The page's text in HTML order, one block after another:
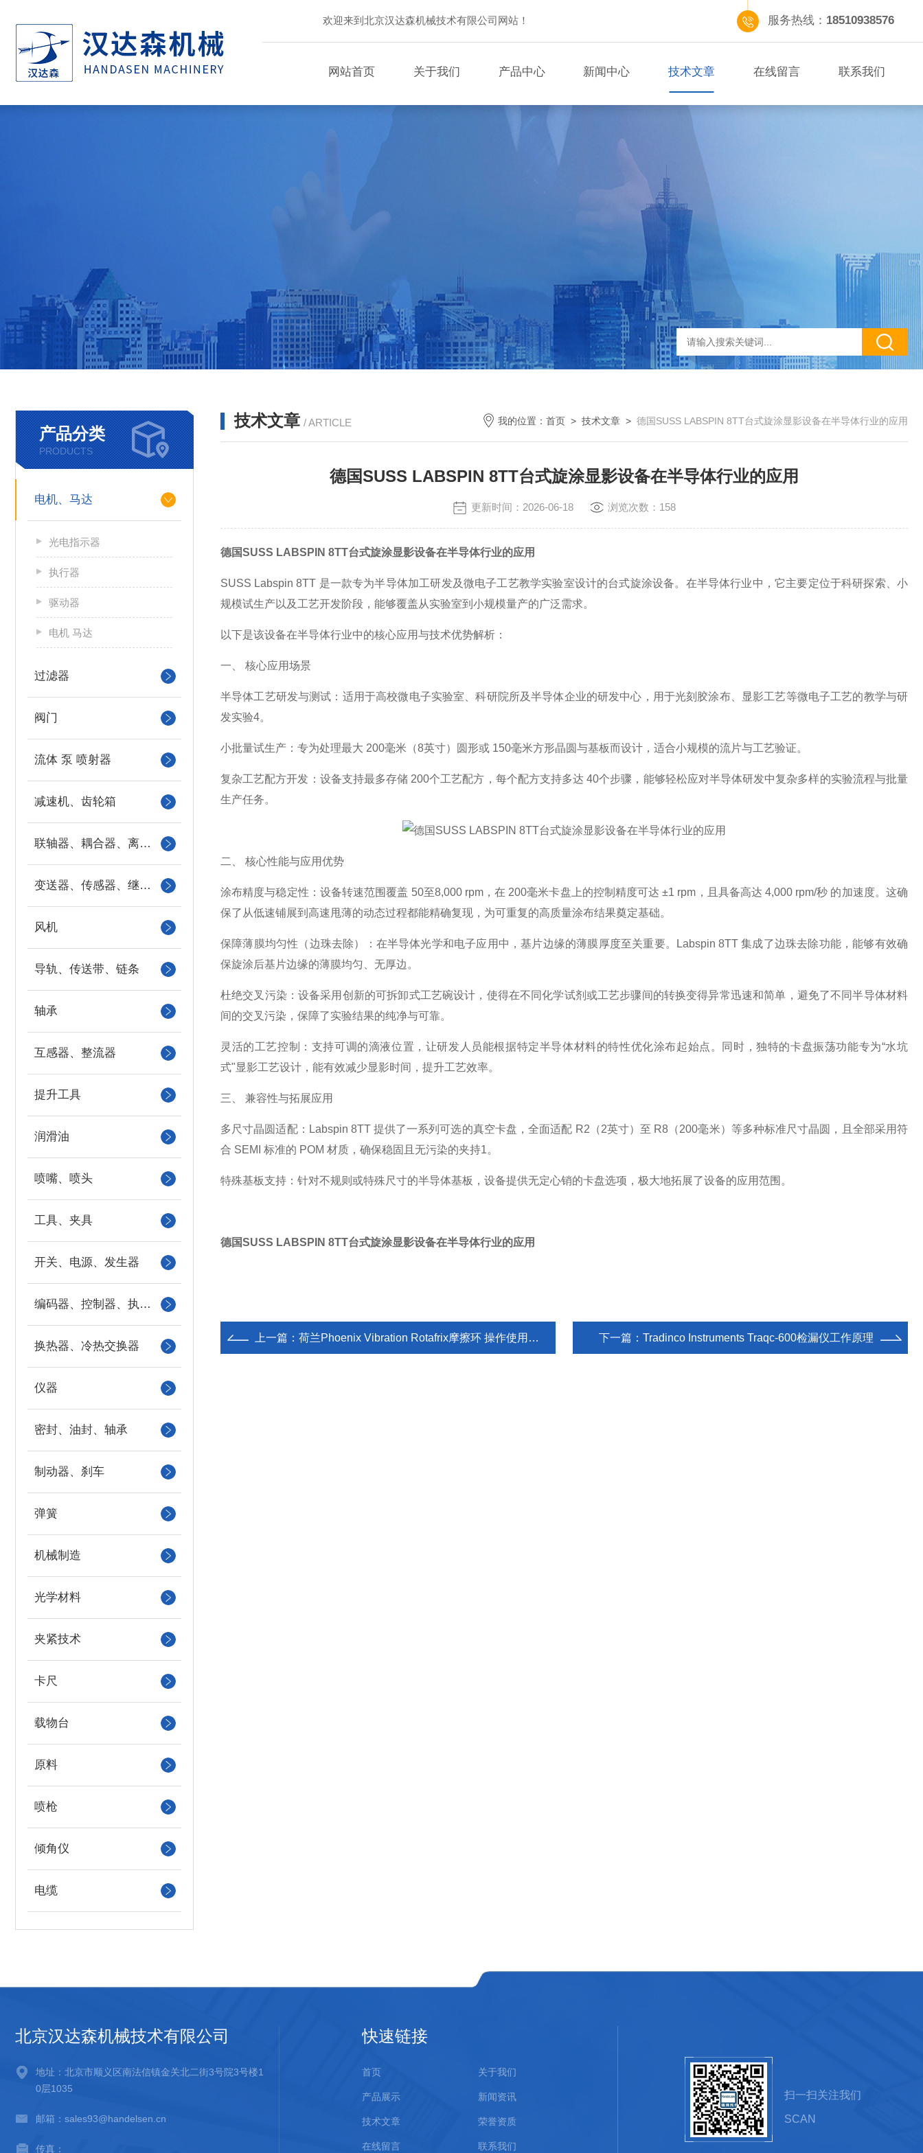
欢迎来到北京汉达森机械技术有限公司网站！ 服务热线： 18510938576
网站首页 关于我们 产品中心 新闻中心 技术文章 在线留言 联系我们
产品分类
PRODUCTS
电机、马达
光电指示器
执行器
驱动器
电机 马达
过滤器
阀门
流体 泵 喷射器
减速机、齿轮箱
联轴器、耦合器、离合器
变送器、传感器、继电器
风机
导轨、传送带、链条
轴承
互感器、整流器
提升工具
润滑油
喷嘴、喷头
工具、夹具
开关、电源、发生器
编码器、控制器、执行器
换热器、冷热交换器
仪器
密封、油封、轴承
制动器、刹车
弹簧
机械制造
光学材料
夹紧技术
卡尺
载物台
原料
喷枪
倾角仪
电缆
技术文章 / ARTICLE 我的位置： 首页 > 技术文章 > 德国SUSS LABSPIN 8TT台式旋涂显影设备在半导体行业的应用
德国SUSS LABSPIN 8TT台式旋涂显影设备在半导体行业的应用
更新时间：2026-06-18 浏览次数：158
德国SUSS LABSPIN 8TT台式旋涂显影设备在半导体行业的应用
SUSS Labspin 8TT 是一款专为半导体加工研发及微电子工艺教学实验室设计的台式旋涂设备。在半导体行业中，它主要定位于科研探索、小
规模试生产以及工艺开发阶段，能够覆盖从实验室到小规模量产的广泛需求。
以下是该设备在半导体行业中的核心应用与技术优势解析：
一、 核心应用场景
半导体工艺研发与测试：适用于高校微电子实验室、科研院所及半导体企业的研发中心，用于光刻胶涂布、显影工艺等微电子工艺的教学与研
发实验4。
小批量试生产：专为处理最大 200毫米（8英寸）圆形或 150毫米方形晶圆与基板而设计，适合小规模的流片与工艺验证。
复杂工艺配方开发：设备支持最多存储 200个工艺配方，每个配方支持多达 40个步骤，能够轻松应对半导体研发中复杂多样的实验流程与批量
生产任务。
二、 核心性能与应用优势
涂布精度与稳定性：设备转速范围覆盖 50至8,000 rpm，在 200毫米卡盘上的控制精度可达 ±1 rpm，且具备高达 4,000 rpm/秒 的加速度。这确
保了从低速铺展到高速甩薄的动态过程都能精确复现，为可重复的高质量涂布结果奠定基础。
保障薄膜均匀性（边珠去除）：在半导体光学和电子应用中，基片边缘的薄膜厚度至关重要。Labspin 8TT 集成了边珠去除功能，能够有效确
保旋涂后基片边缘的薄膜均匀、无厚边。
杜绝交叉污染：设备采用创新的可拆卸式工艺碗设计，使得在不同化学试剂或工艺步骤间的转换变得异常迅速和简单，避免了不同半导体材料
间的交叉污染，保障了实验结果的纯净与可靠。
灵活的工艺控制：支持可调的滴液位置，让研发人员能根据特定半导体材料的特性优化涂布起始点。同时，独特的卡盘振荡功能专为“水坑
式"显影工艺设计，能有效减少显影时间，提升工艺效率。
三、 兼容性与拓展应用
多尺寸晶圆适配：Labspin 8TT 提供了一系列可选的真空卡盘，全面适配 R2（2英寸）至 R8（200毫米）等多种标准尺寸晶圆，且全部采用符
合 SEMI 标准的 POM 材质，确保稳固且无污染的夹持1。
特殊基板支持：针对不规则或特殊尺寸的半导体基板，设备提供无定心销的卡盘选项，极大地拓展了设备的应用范围。
德国SUSS LABSPIN 8TT台式旋涂显影设备在半导体行业的应用
上一篇： 荷兰Phoenix Vibration Rotafrix摩擦环 操作使用流程 下一篇： Tradinco Instruments Traqc-600检漏仪工作原理
北京汉达森机械技术有限公司
地址：北京市顺义区南法信镇金关北二街3号院3号楼1
0层1035
邮箱：sales93@handelsen.cn
传真：
快速链接
首页 关于我们
产品展示 新闻资讯
技术文章 荣誉资质
在线留言 联系我们
扫一扫关注我们
SCAN